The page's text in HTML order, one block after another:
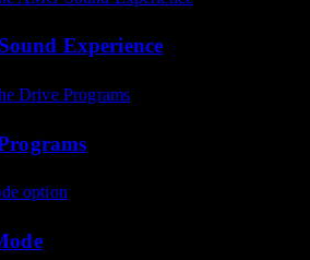
Experience